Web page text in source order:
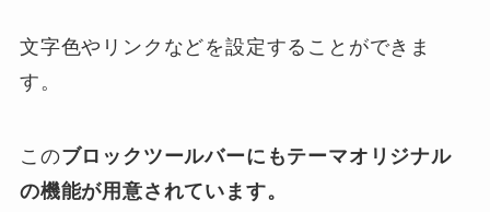
文字色やリンクなどを設定することができま
す。
このブロックツールバーにもテーマオリジナル
の機能が用意されています。